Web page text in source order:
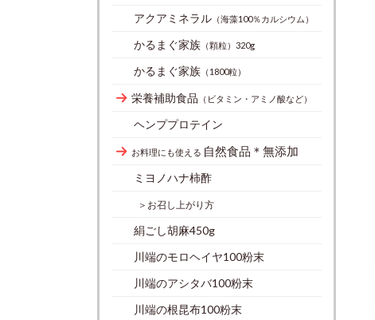
アクアミネラル （海藻100％カルシウム）
かるまぐ家族 （顆粒）320g
かるまぐ家族 （1800粒）
栄養補助食品 （ビタミン・アミノ酸など）
ヘンププロテイン
お料理にも使える 自然食品＊無添加
ミヨノハナ柿酢
＞お召し上がり方
絹ごし胡麻450g
川端のモロヘイヤ100粉末
川端のアシタバ100粉末
川端の根昆布100粉末